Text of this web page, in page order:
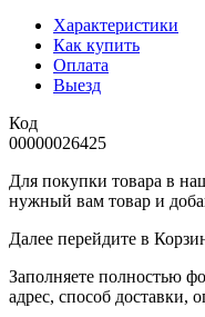
Характеристики
Как купить
Оплата
Выезд
Код
00000026425
Для покупки товара в
нужный вам товар и
Далее перейдите в
​​​​​​​Заполняете полностью
адрес, способ доставки,